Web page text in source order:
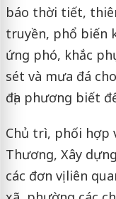
báo thời tiết,
truyền, phổ biến
ứng phó, khắc
sét và mưa đá
địa phương biết
Chủ trì, phối hợp
Thương, Xây
các đơn vị liên